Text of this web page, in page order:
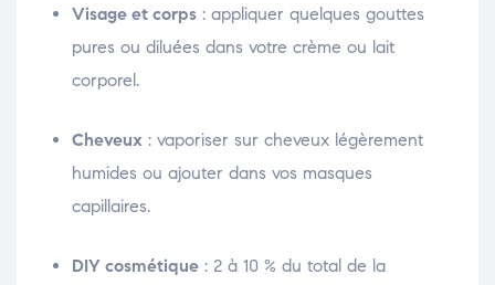
Visage et corps : appliquer quelques gouttes
pures ou diluées dans votre crème ou lait
corporel.
Cheveux : vaporiser sur cheveux légèrement
humides ou ajouter dans vos masques
capillaires.
DIY cosmétique : 2 à 10 % du total de la